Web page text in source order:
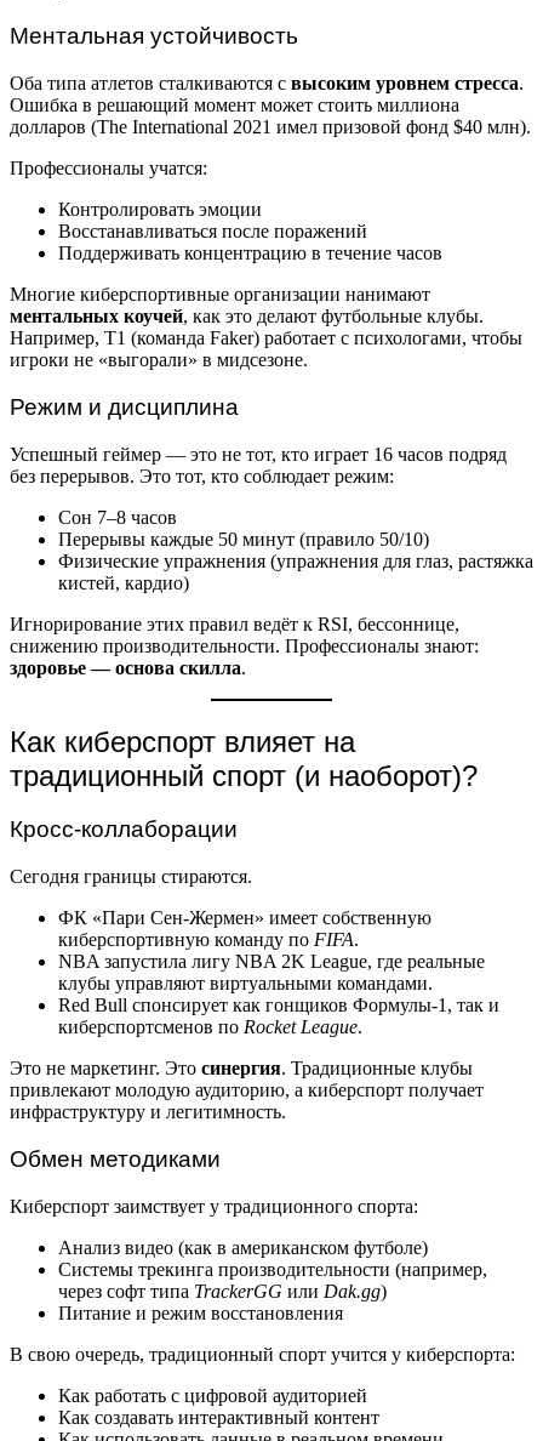
Ментальная устойчивость
Оба типа атлетов сталкиваются с высоким уровнем стресса.
Ошибка в решающий момент может стоить миллиона
долларов (The International 2021 имел призовой фонд $40 млн).
Профессионалы учатся:
Контролировать эмоции
Восстанавливаться после поражений
Поддерживать концентрацию в течение часов
Многие киберспортивные организации нанимают
ментальных коучей, как это делают футбольные клубы.
Например, T1 (команда Faker) работает с психологами, чтобы
игроки не «выгорали» в мидсезоне.
Режим и дисциплина
Успешный геймер — это не тот, кто играет 16 часов подряд
без перерывов. Это тот, кто соблюдает режим:
Сон 7–8 часов
Перерывы каждые 50 минут (правило 50/10)
Физические упражнения (упражнения для глаз, растяжка
кистей, кардио)
Игнорирование этих правил ведёт к RSI, бессоннице,
снижению производительности. Профессионалы знают:
здоровье — основа скилла.
Как киберспорт влияет на
традиционный спорт (и наоборот)?
Кросс-коллаборации
Сегодня границы стираются.
ФК «Пари Сен-Жермен» имеет собственную
киберспортивную команду по FIFA.
NBA запустила лигу NBA 2K League, где реальные
клубы управляют виртуальными командами.
Red Bull спонсирует как гонщиков Формулы-1, так и
киберспортсменов по Rocket League.
Это не маркетинг. Это синергия. Традиционные клубы
привлекают молодую аудиторию, а киберспорт получает
инфраструктуру и легитимность.
Обмен методиками
Киберспорт заимствует у традиционного спорта:
Анализ видео (как в американском футболе)
Системы трекинга производительности (например,
через софт типа TrackerGG или Dak.gg)
Питание и режим восстановления
В свою очередь, традиционный спорт учится у киберспорта:
Как работать с цифровой аудиторией
Как создавать интерактивный контент